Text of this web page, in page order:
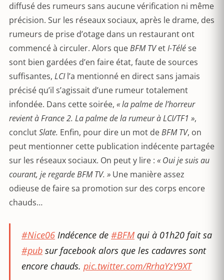
diffusé des rumeurs sans aucune vérification ni même
précision. Sur les réseaux sociaux, après le drame, des
rumeurs de prise d’otage dans un restaurant ont
commencé à circuler. Alors queBFM TVetI-Télése
sont bien gardées d’en faire état, faute de sources
suffisantes, LCIl’a mentionné en direct sans jamais
précisé qu’il s’agissait d’une rumeur totalement
infondée. Dans cette soirée, « la palme de l’horreur
revient à France 2. La palme de la rumeur à LCI/TF1 »,
conclutSlate. Enfin, pour dire un mot deBFM TV, on
peut mentionner cette publication indécente partagée
sur les réseaux sociaux. On peut y lire : « Oui je suis au
courant, je regarde BFM TV. » Une manière assez
odieuse de faire sa promotion sur des corps encore
chauds…
#Nice06 Indécence de #BFM qui à 01h20 fait sa
#pub sur facebook alors que les cadavres sont
encore chauds. pic.twitter.com/RrhaYzY9XT